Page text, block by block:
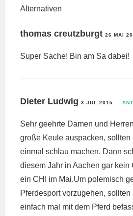
Alternativen
thomas creutzburgt26 MAI
Super Sache! Bin am Sa dabei!
Dieter Ludwig 3 JUL 2015
Sehr geehrte Damen und
große Keule auspacken, sollten
einmal schlau machen. Dann
diesem Jahr in Aachen gar kein
ein CHI im Mai.Um polemisch
Pferdesport vorzugehen,
einfach mal mit dem Pferd